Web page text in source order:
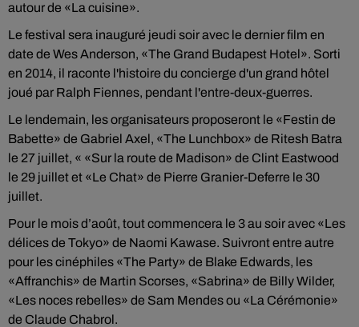
autour de «La cuisine».
Le festival sera inauguré jeudi soir avec le dernier film en
date de Wes Anderson, «The Grand Budapest Hotel». Sorti
en 2014, il raconte l'histoire du concierge d'un grand hôtel
joué par Ralph Fiennes, pendant l'entre-deux-guerres.
Le lendemain, les organisateurs proposeront le «Festin de
Babette» de Gabriel Axel, «The Lunchbox» de Ritesh Batra
le 27 juillet, « «Sur la route de Madison» de Clint Eastwood
le 29 juillet et «Le Chat» de Pierre Granier-Deferre le 30
juillet.
Pour le mois d’août, tout commencera le 3 au soir avec «Les
délices de Tokyo» de Naomi Kawase. Suivront entre autre
pour les cinéphiles «The Party» de Blake Edwards, les
«Affranchis» de Martin Scorses, «Sabrina» de Billy Wilder,
«Les noces rebelles» de Sam Mendes ou «La Cérémonie»
de Claude Chabrol.